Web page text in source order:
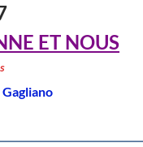
ET NOUS